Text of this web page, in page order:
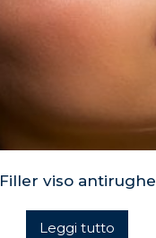
Filler viso antirughe
Leggi tutto